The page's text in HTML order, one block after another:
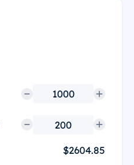
$2604.85